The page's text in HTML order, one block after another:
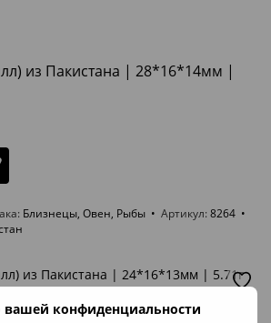
конфиденциальности
из Пакистана | 28*16*14мм |
Близнецы, Овен, Рыбы Артикул 8264